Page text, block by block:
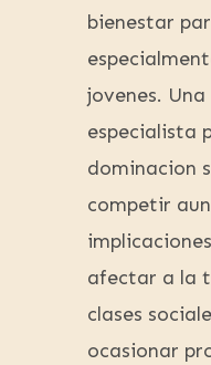
bienestar
jovenes.
especialista
dominacion
competir
afectar a la
clases
ocasionar